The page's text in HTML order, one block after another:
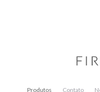
Produtos Contato